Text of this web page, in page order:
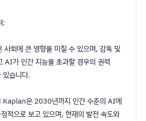
:
사회에 큰 영향을 미칠 수 있으며, 감독 및
AI가 인간 지능을 초과할 경우의 권력
있습니다.
Kaplan은 2030년까지 인간 수준의 AI에
적으로 보고 있으며, 현재의 발전 속도와